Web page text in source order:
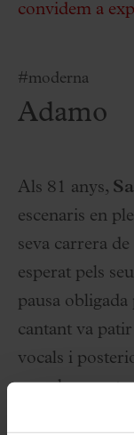
convidem a
#moderna
Adamo
Als 81 anys,
escenaris en
seva carrera
esperat pels
pausa
cantant va
vocals i
que el va